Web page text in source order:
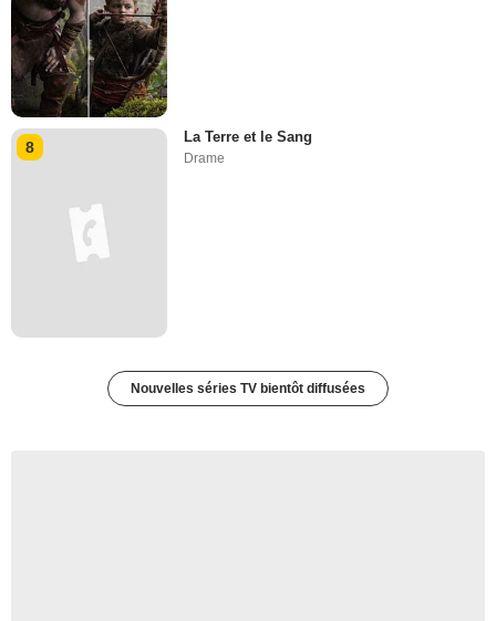
8
La Terre et le Sang
Drame
Nouvelles séries TV bientôt diffusées